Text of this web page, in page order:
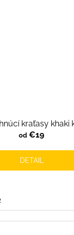
kraťasy khaki
od €19
DETAIL